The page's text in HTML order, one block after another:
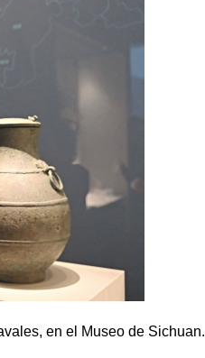
en el Museo de Sichuan.